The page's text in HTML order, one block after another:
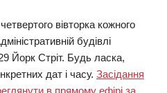
вівторка кожного
будівлі
Йорк Стріт. Будь ласка,
дат і часу. Засідання
в прямому ефірі за